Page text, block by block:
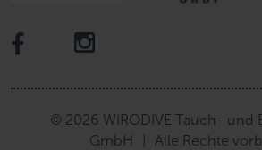
© 2026 WIRODIVE Tauch- und
GmbH
Alle Rechte